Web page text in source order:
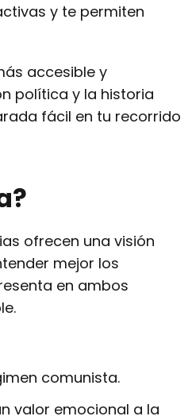
y te permiten
accesible y
política y la historia
fácil en tu recorrido
ofrecen una visión
mejor los
en ambos
comunista.
valor emocional a la